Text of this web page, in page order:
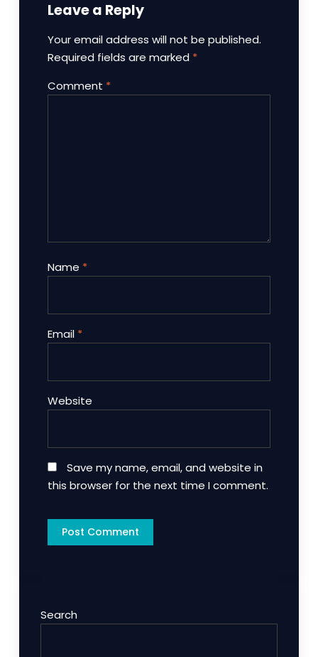
Leave a Reply
Your email address will not be published.
Required fields are marked *
Comment *
Name *
Email *
Website
Save my name, email, and website in
this browser for the next time I comment.
Search